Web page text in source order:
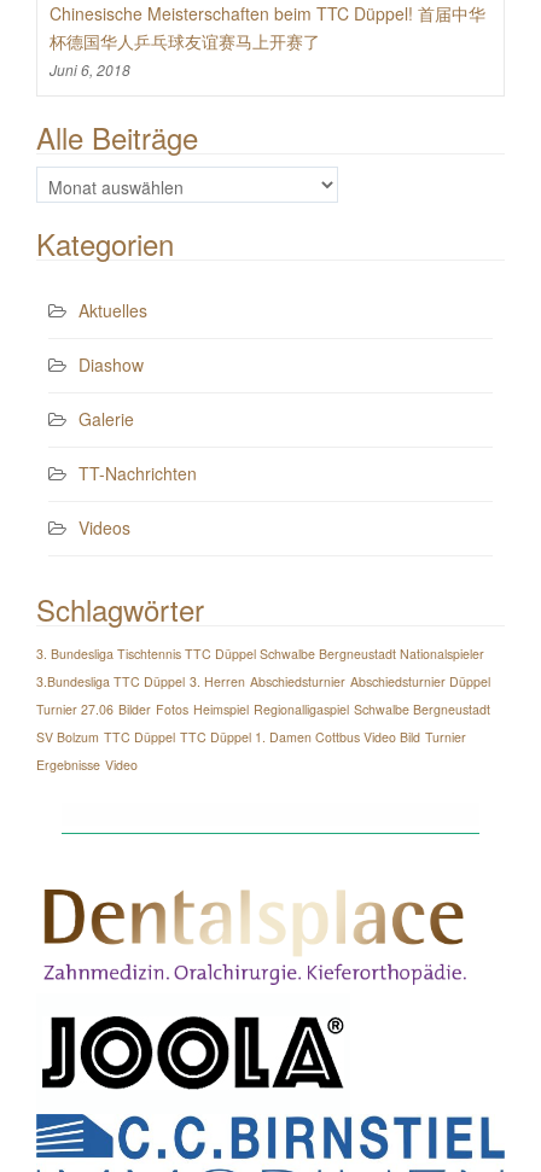
Chinesische Meisterschaften beim TTC Düppel! 首届中华
杯德国华人乒乓球友谊赛马上开赛了
Juni 6, 2018
Alle Beiträge
Alle
Beiträge
Kategorien
Aktuelles
Diashow
Galerie
TT-Nachrichten
Videos
Schlagwörter
3. Bundesliga Tischtennis TTC Düppel Schwalbe Bergneustadt Nationalspieler
3.Bundesliga TTC Düppel 3. Herren Abschiedsturnier Abschiedsturnier Düppel
Turnier 27.06 Bilder Fotos Heimspiel Regionalligaspiel Schwalbe Bergneustadt
SV Bolzum TTC Düppel TTC Düppel 1. Damen Cottbus Video Bild Turnier
Ergebnisse Video